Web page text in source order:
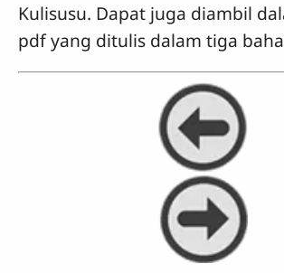
Kulisusu. Dapat juga diambil
pdf yang ditulis dalam tiga